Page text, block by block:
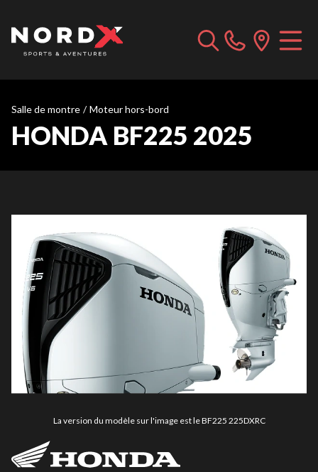
Salle de montre / Moteur hors-bord
HONDA BF225 2025
La version du modèle sur l'image est le BF225 225DXRC